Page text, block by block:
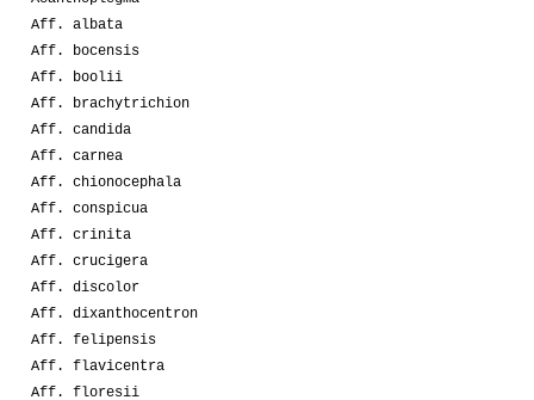
Aff. albata
Aff. bocensis
Aff. boolii
Aff. brachytrichion
Aff. candida
Aff. carnea
Aff. chionocephala
Aff. conspicua
Aff. crinita
Aff. crucigera
Aff. discolor
Aff. dixanthocentron
Aff. felipensis
Aff. flavicentra
Aff. floresii